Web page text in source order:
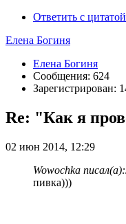
Ответить с цитатой
Елена Богиня
Елена Богиня
Сообщения: 624
Зарегистрирован:
Re: "Как я
02 июн 2014, 12:29
Wowochka писал(а):
пивка)))